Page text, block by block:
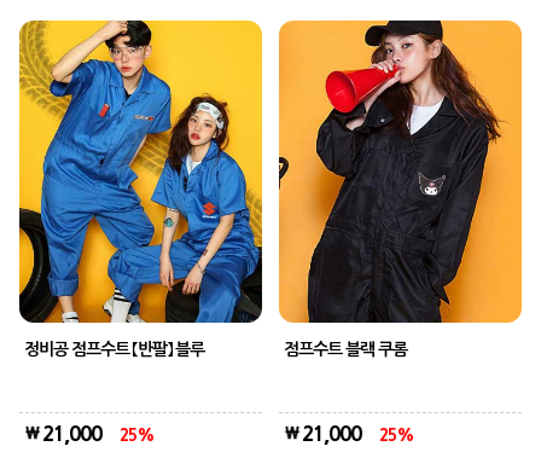
정비공 점프수트 【반팔】 블루
21,000 25
점프수트 블랙 쿠롬
21,000 25